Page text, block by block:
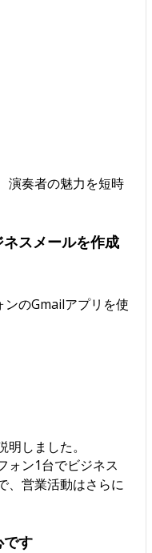
演奏者の魅力を短時
スメールを作成
のGmailアプリを使
しました。
ォン1台でビジネス
、営業活動はさらに
です